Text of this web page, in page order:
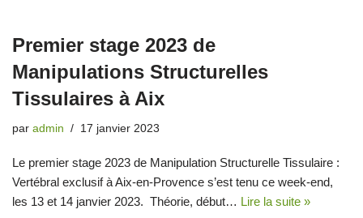
Premier stage 2023 de
Manipulations Structurelles
Tissulaires à Aix
par admin 17 janvier 2023
Le premier stage 2023 de Manipulation Structurelle Tissulaire :
Vertébral exclusif à Aix-en-Provence s’est tenu ce week-end,
les 13 et 14 janvier 2023. Théorie, début… Lire la suite »